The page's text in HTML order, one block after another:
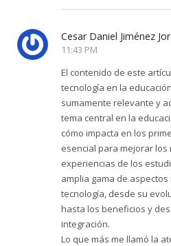
Cesar Daniel Jiménez
11:43 PM
El contenido de este
tecnología en la
sumamente relevante y
tema central en la
cómo impacta en los
esencial para mejorar
experiencias de los
amplia gama de
tecnología, desde su
hasta los beneficios y
integración.
Lo que más me llamó la